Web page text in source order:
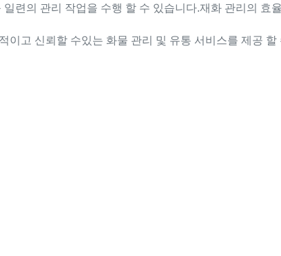
련의 관리 작업을 수행 할 수 있습니다.재화 관리의 효
이고 신뢰할 수있는 화물 관리 및 유통 서비스를 제공